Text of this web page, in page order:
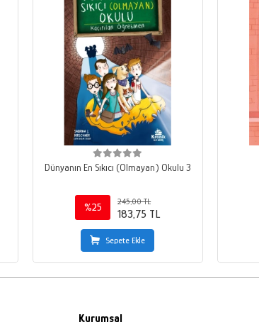
Dünyanın En Sıkıcı (Olmayan) Okulu 3
%25
245,00 TL
183,75 TL
Sepete Ekle
Kurumsal